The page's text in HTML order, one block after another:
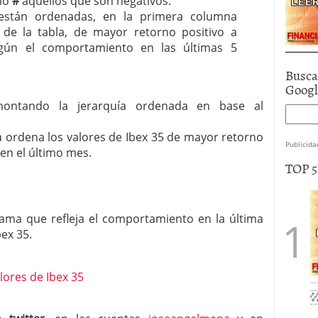
ordenadas, en la primera columna
la tabla, de mayor retorno positivo a
el comportamiento en las últimas 5
la jerarquía ordenada en base al
los valores de Ibex 35 de mayor retorno
el último mes.
que refleja el comportamiento en la última
35.
TOP